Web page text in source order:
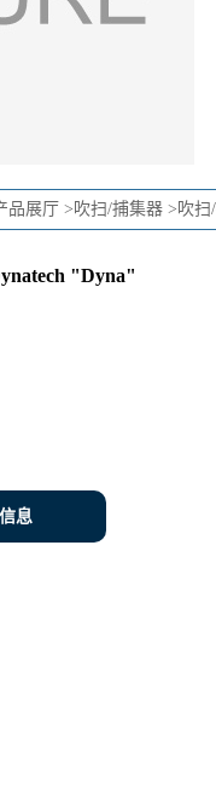
品展厅 >吹扫/捕集器 >吹扫
"Dyna"
息